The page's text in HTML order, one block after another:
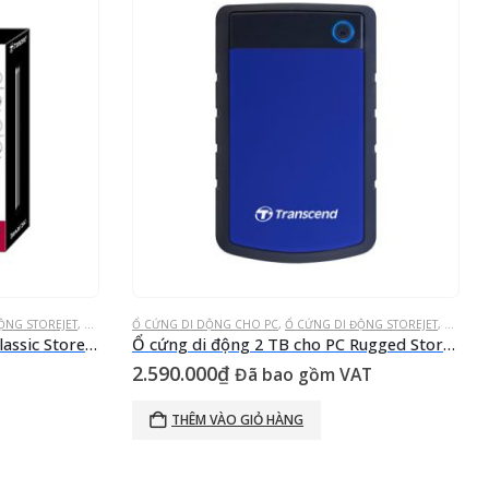
STOREJET, Ổ CỨNG GẮN NGOÀI
Ổ cứng di động 2 TB cho PC Classic StoreJet® 25A3W Trắng USB 3.0
Ổ CỨNG DI DỘNG CHO PC, Ổ CỨNG DI ĐỘNG STOREJET, Ổ
Ổ cứng di động 2 TB cho PC Rugged StoreJet® 25H3B Xanh biển USB 3.0
2.590.000₫ Đã bao gồm VAT
THÊM VÀO GIỎ HÀNG